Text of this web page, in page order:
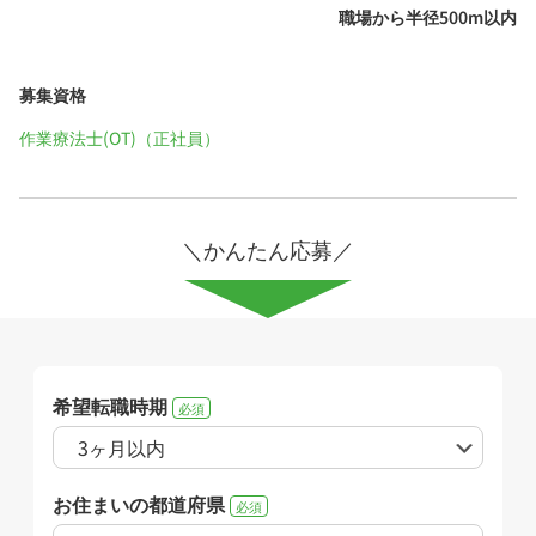
職場から半径500m以内
募集資格
作業療法士(OT)（正社員）
＼かんたん応募／
希望転職時期 必須
お住まいの都道府県 必須